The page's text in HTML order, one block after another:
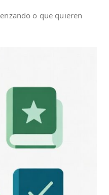
o que quieren